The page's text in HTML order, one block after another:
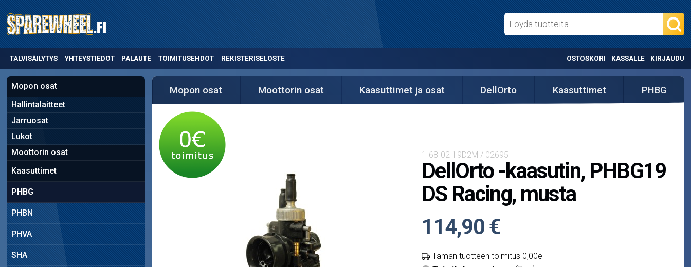
TALVISÄILYTYS YHTEYSTIEDOT PALAUTE TOIMITUSEHDOT REKISTERISELOSTE OSTOSKORI KASSALLE KIRJAUDU
Mopon osat
Hallintalaitteet
Jarruosat
Lukot
Moottorin osat
Kaasuttimet
PHBG
PHBN
PHVA
SHA
Mopon osat Moottorin osat Kaasuttimet ja osat DellOrto Kaasuttimet PHBG
1-68-02-19D2M / 02695
DellOrto -kaasutin, PHBG19
DS Racing, musta
114,90 €
Tämän tuotteen toimitus 0,00e